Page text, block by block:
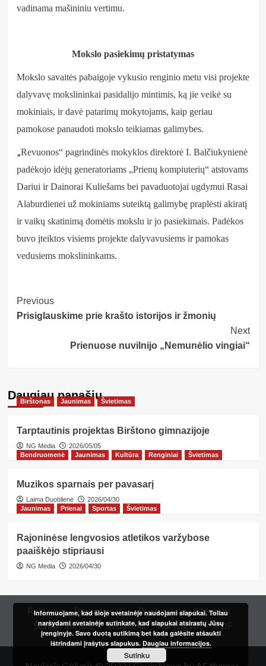
vadinama mašininiu vertimu.
Mokslo pasiekimų pristatymas
Mokslo savaitės pabaigoje vykusio renginio metu visi projekte
dalyvavę mokslininkai pasidalijo mintimis, ką jie veikė su
mokiniais, ir davė patarimų mokytojams, kaip geriau
pamokose panaudoti mokslo teikiamas galimybes.
„Revuonos“ pagrindinės mokyklos direktorė I. Balčiukynienė
padėkojo idėjų generatoriams „Prienų kompiuterių“ atstovams
Dariui ir Dainorai Kuliešams bei pavaduotojai ugdymui Rasai
Alaburdienei už mokiniams suteiktą galimybę praplėsti akiratį
ir vaikų skatinimą domėtis mokslu ir jo pasiekimais. Padėkos
buvo įteiktos visiems projekte dalyvavusiems ir pamokas
vedusiems mokslininkams.
Post
Navigation
Previous
Prisiglauskime prie krašto istorijos ir žmonių
Next
Prienuose nuvilnijo „Nemunėlio vingiai“
Daugiau panašių…
Birštonas Jaunimas Švietimas
Tarptautinis projektas Birštono gimnazijoje
NG Media
2026/05/05
Bendruomenė
Jaunimas Kultūra Renginiai Švietimas
Muzikos sparnais per pavasarį
Laima Duoblienė
2026/04/30
Jaunimas
Prienai Sportas Švietimas
Rajoninėse lengvosios atletikos varžybose
paaiškėjo stipriausi
NG Media 2026/04/30
Reklama Prenumerata
Prenumerata internetu
Šeimos kortelė
Redakcija Kur įsigyti? PDF
Informuojame, kad šioje svetainėje naudojami slapukai. Toliau
naršydami svetainėje sutinkate, kad slapukai atsirastų Jūsų
įrenginyje. Savo duotą sutikimą bet kada galėsite atšaukti
ištrindami įrašytus slapukus. Daugiau informacijos.
Sutinku